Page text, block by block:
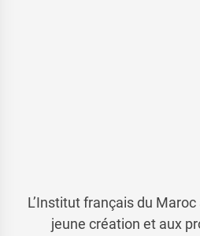
L’Institut français du
jeune création et aux